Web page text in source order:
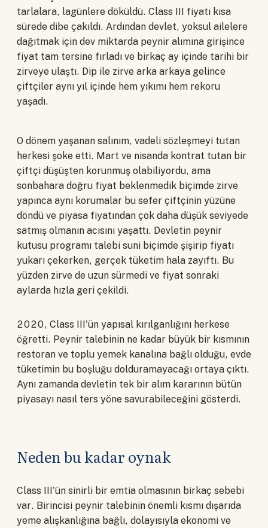
tarlalara, lagünlere döküldü. Class III fiyatı kısa
sürede dibe çakıldı. Ardından devlet, yoksul ailelere
dağıtmak için dev miktarda peynir alımına girişince
fiyat tam tersine fırladı ve birkaç ay içinde tarihi bir
zirveye ulaştı. Dip ile zirve arka arkaya gelince
çiftçiler aynı yıl içinde hem yıkımı hem rekoru
yaşadı.
O dönem yaşanan salınım, vadeli sözleşmeyi tutan
herkesi şoke etti. Mart ve nisanda kontrat tutan bir
çiftçi düşüşten korunmuş olabiliyordu, ama
sonbahara doğru fiyat beklenmedik biçimde zirve
yapınca aynı korumalar bu sefer çiftçinin yüzüne
döndü ve piyasa fiyatından çok daha düşük seviyede
satmış olmanın acısını yaşattı. Devletin peynir
kutusu programı talebi suni biçimde şişirip fiyatı
yukarı çekerken, gerçek tüketim hala zayıftı. Bu
yüzden zirve de uzun sürmedi ve fiyat sonraki
aylarda hızla geri çekildi.
2020, Class III'ün yapısal kırılganlığını herkese
öğretti. Peynir talebinin ne kadar büyük bir kısmının
restoran ve toplu yemek kanalına bağlı olduğu, evde
tüketimin bu boşluğu dolduramayacağı ortaya çıktı.
Aynı zamanda devletin tek bir alım kararının bütün
piyasayı nasıl ters yöne savurabileceğini gösterdi.
Neden bu kadar oynak
Class III'ün sinirli bir emtia olmasının birkaç sebebi
var. Birincisi peynir talebinin önemli kısmı dışarıda
yeme alışkanlığına bağlı, dolayısıyla ekonomi ve